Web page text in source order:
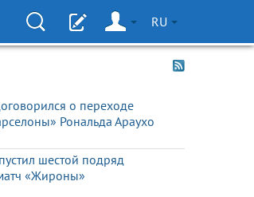
RU
о переходе
Рональда Араухо
шестой подряд
«Жироны»